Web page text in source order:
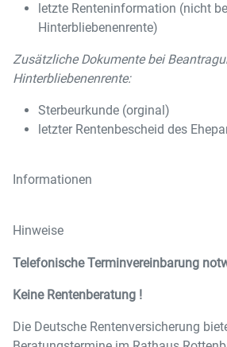
letzte Renteninformation (nicht
Hinterbliebenenrente)
Zusätzliche Dokumente bei
Hinterbliebenenrente:
Sterbeurkunde (orginal)
letzter Rentenbescheid des
Informationen
Hinweise
Telefonische Terminvereinbarung
Keine Rentenberatung !
Die Deutsche Rentenversicherung